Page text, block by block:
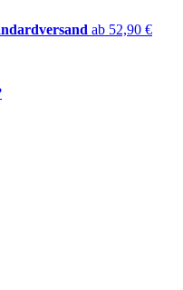
ab 52,90 €